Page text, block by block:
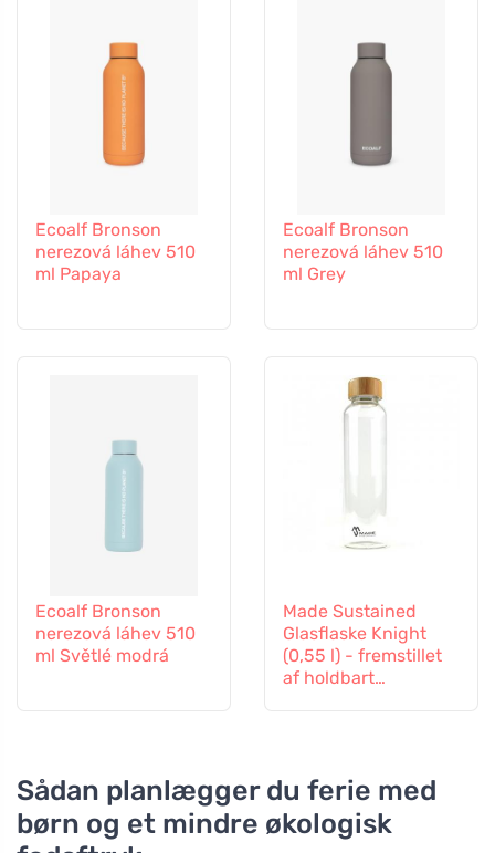
Ecoalf Bronson
nerezová láhev 510
ml Papaya
Ecoalf Bronson
nerezová láhev 510
ml Grey
Ecoalf Bronson
nerezová láhev 510
ml Světlé modrá
Made Sustained
Glasflaske Knight
(0,55 l) - fremstillet
af holdbart
Sådan planlægger du ferie med
børn og et mindre økologisk